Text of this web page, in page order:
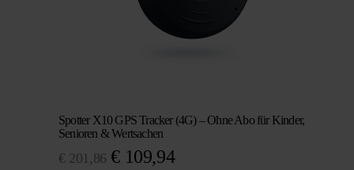
Spotter X10 GPS Tracker (4G) – Ohne Abo für Kinder,
Senioren & Wertsachen
€ 201,86 Ursprünglicher
€ 109,94Aktueller